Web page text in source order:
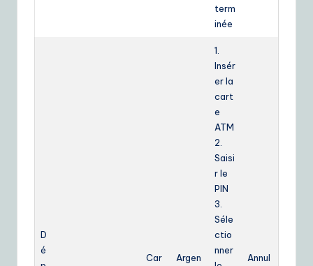
term
inée
D
é
Car Argen
1.
Insér
er la
cart
e
ATM
2.
Saisi
r le
PIN
3.
Séle
ctio
nner
Annul